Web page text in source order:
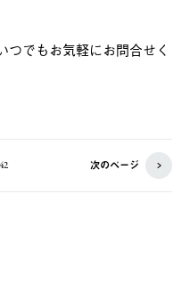
つでもお気軽にお問合せく
次のページ